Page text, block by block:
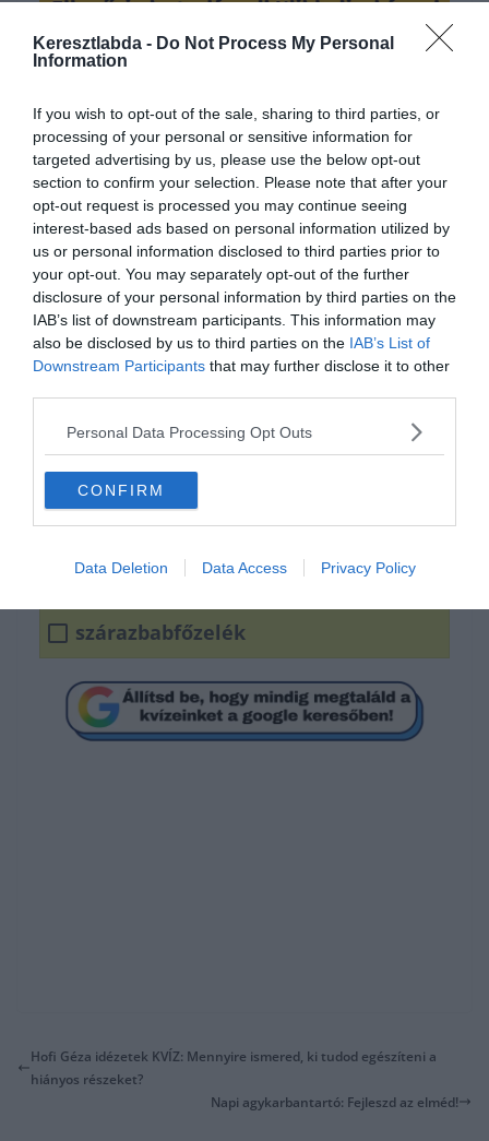
Keresztlabda - Do Not Process My Personal
Information
If you wish to opt-out of the sale, sharing to third parties, or
processing of your personal or sensitive information for
targeted advertising by us, please use the below opt-out
section to confirm your selection. Please note that after your
opt-out request is processed you may continue seeing
interest-based ads based on personal information utilized by
us or personal information disclosed to third parties prior to
your opt-out. You may separately opt-out of the further
disclosure of your personal information by third parties on the
IAB’s list of downstream participants. This information may
also be disclosed by us to third parties on the IAB’s List of
Downstream Participants that may further disclose it to other
Personal Data Processing Opt Outs
CONFIRM
Data Deletion Data Access Privacy Policy
Hirdetés
Tudod hogyan írjuk
helyesen?
szárazbab főzelék
szárazbab-főzelék
szárazbabfőzelék
Hofi Géza idézetek KVÍZ: Mennyire ismered, ki tudod egészíteni a
hiányos részeket?
Napi agykarbantartó: Fejleszd az elméd!